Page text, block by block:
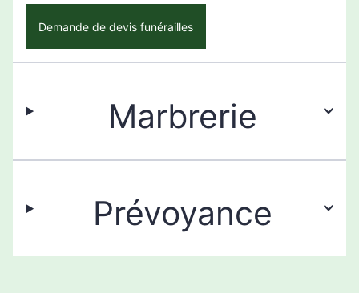
Demande de devis funérailles
Marbrerie
Prévoyance